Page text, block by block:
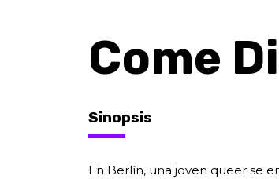
Come
Sinopsis
En Berlín, una joven queer se